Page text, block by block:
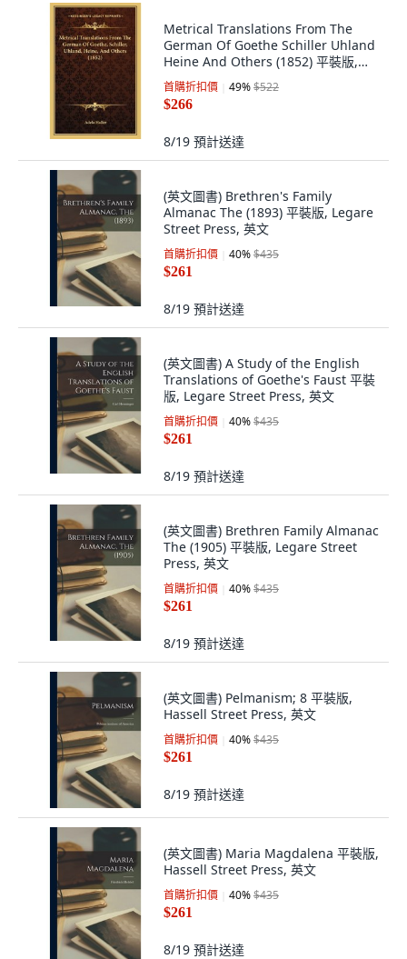
Metrical Translations From The
German Of Goethe Schiller Uhland
Heine And Others (1852) 平裝版,
Kessinger Publishing, 英文
首購折扣價 49%$522
$266
8/19 預計送達
(英文圖書) Brethren's Family
Almanac The (1893) 平裝版, Legare
Street Press, 英文
首購折扣價 40%$435
$261
8/19 預計送達
(英文圖書) A Study of the English
Translations of Goethe's Faust 平裝
版, Legare Street Press, 英文
首購折扣價 40%$435
$261
8/19 預計送達
(英文圖書) Brethren Family Almanac
The (1905) 平裝版, Legare Street
Press, 英文
首購折扣價 40%$435
$261
8/19 預計送達
(英文圖書) Pelmanism; 8 平裝版,
Hassell Street Press, 英文
首購折扣價 40%$435
$261
8/19 預計送達
(英文圖書) Maria Magdalena 平裝版,
Hassell Street Press, 英文
首購折扣價 40%$435
$261
8/19 預計送達